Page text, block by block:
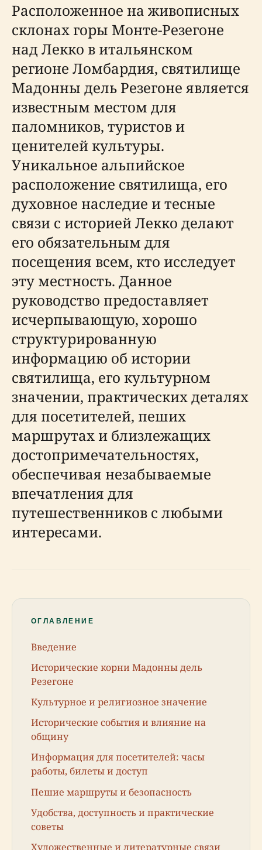
Расположенное на живописных
склонах горы Монте-Резегоне
над Лекко в итальянском
регионе Ломбардия, святилище
Мадонны дель Резегоне является
известным местом для
паломников, туристов и
ценителей культуры.
Уникальное альпийское
расположение святилища, его
духовное наследие и тесные
связи с историей Лекко делают
его обязательным для
посещения всем, кто исследует
эту местность. Данное
руководство предоставляет
исчерпывающую, хорошо
структурированную
информацию об истории
святилища, его культурном
значении, практических деталях
для посетителей, пеших
маршрутах и близлежащих
достопримечательностях,
обеспечивая незабываемые
впечатления для
путешественников с любыми
интересами.
ОГЛАВЛЕНИЕ
Введение
Исторические корни Мадонны дель
Резегоне
Культурное и религиозное значение
Исторические события и влияние на
общину
Информация для посетителей: часы
работы, билеты и доступ
Пешие маршруты и безопасность
Удобства, доступность и практические
советы
Художественные и литературные связи